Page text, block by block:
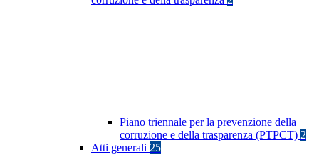
Piano triennale per la prevenzione della
corruzione e della trasparenza (PTPCT) 2
Atti generali 25